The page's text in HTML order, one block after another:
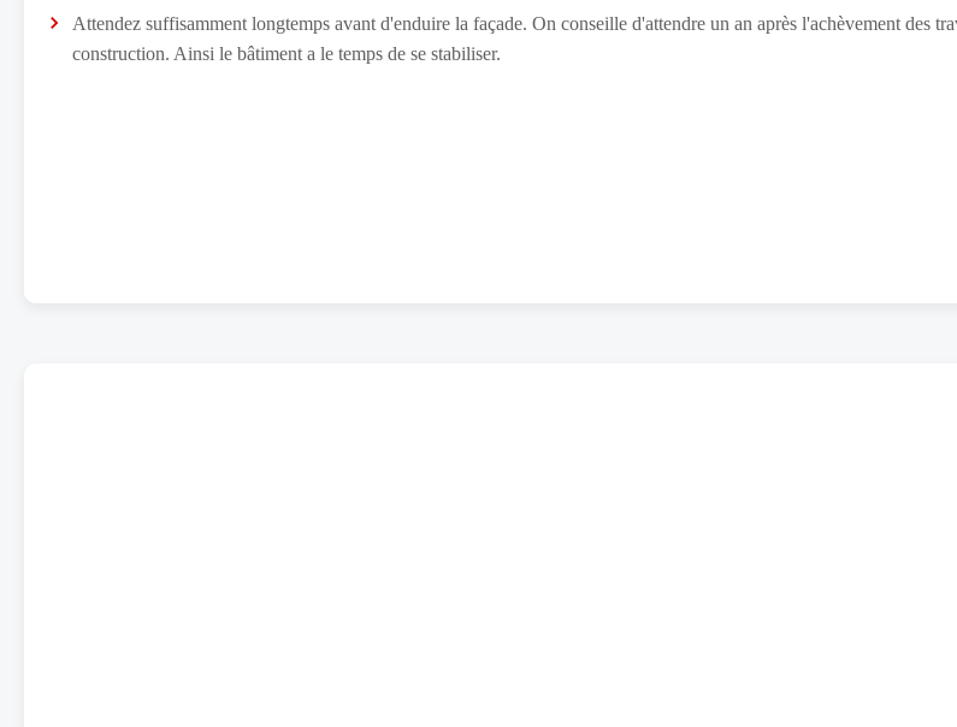
Attendez suffisamment longtemps avant d'enduire la façade. On conseille d'attendre un an après l'achèvement des
construction. Ainsi le bâtiment a le temps de se stabiliser.